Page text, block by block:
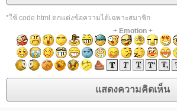
*ใช้ code html ตกแต่งข้อความได้เฉพาะสมาชิก
+ Emotion+